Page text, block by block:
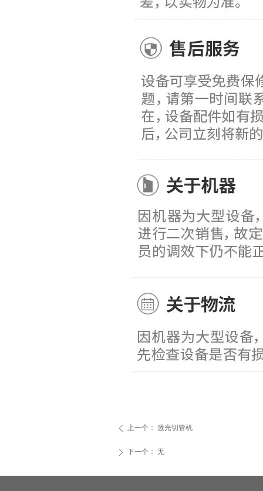
ꄴ 上一个： 激光切管机
ꄲ 下一个： 无